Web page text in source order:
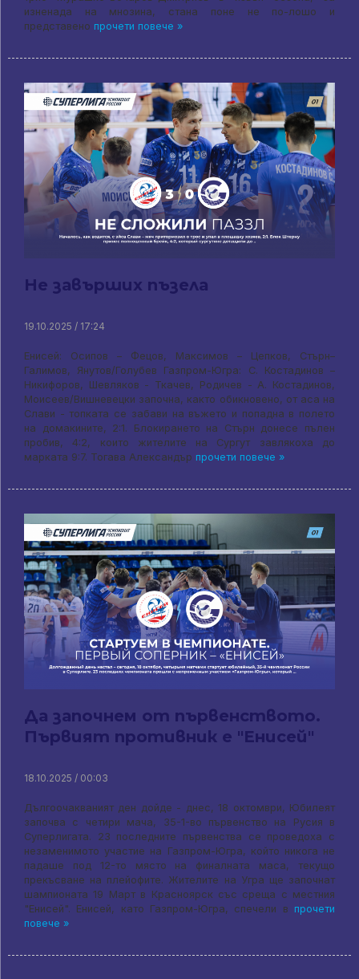
изненада на мнозина, стана поне не по-лошо и
представено прочети повече »
Не завърших пъзела
19.10.2025 / 17:24
Енисей: Осипов – Фецов, Максимов – Цепков, Стърн–
Галимов, Янутов/Голубев Газпром-Югра: C. Костадинов –
Никифоров, Шевляков - Ткачев, Родичев - А. Костадинов,
Моисеев/Вишневецки започна, както обикновено, от аса на
Слави - топката се забави на въжето и попадна в полето
на домакините, 2:1. Блокирането на Стърн донесе пълен
пробив, 4:2, които жителите на Сургут завлякоха до
марката 9:7. Тогава Александър прочети повече »
Да започнем от първенството.
Първият противник е "Енисей"
18.10.2025 / 00:03
Дългоочакваният ден дойде - днес, 18 октомври, Юбилеят
започва с четири мача, 35-1-во първенство на Русия в
Суперлигата. 23 последните първенства се проведоха с
незаменимото участие на Газпром-Югра, който никога не
падаше под 12-то място на финалната маса, текущо
прекъсване на плейофите. Жителите на Угра ще започнат
шампионата 19 Март в Красноярск със среща с местния
"Енисей". Енисей, като Газпром-Югра, спечели в прочети
повече »